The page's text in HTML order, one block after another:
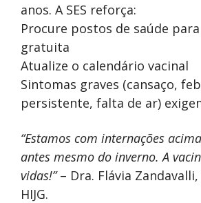
anos. A SES reforça:
Procure postos de saúde
gratuita
Atualize o calendário vacinal
Sintomas graves (cansaço,
persistente, falta de ar)
“Estamos com internações
antes mesmo do inverno. A
vidas!”– Dra. Flávia
HIJG.